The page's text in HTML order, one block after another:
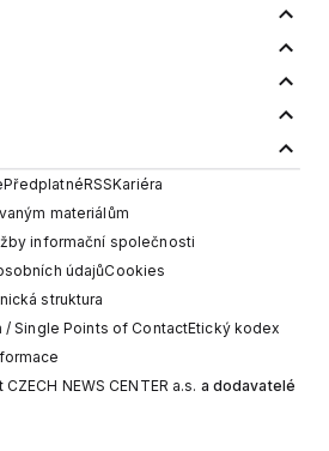
PředplatnéRSSKariéra
materiálům
informační společnosti
údajůCookies
struktura
Single Points of ContactEtický kodex
CZECH NEWS CENTER a.s. a dodavatelé